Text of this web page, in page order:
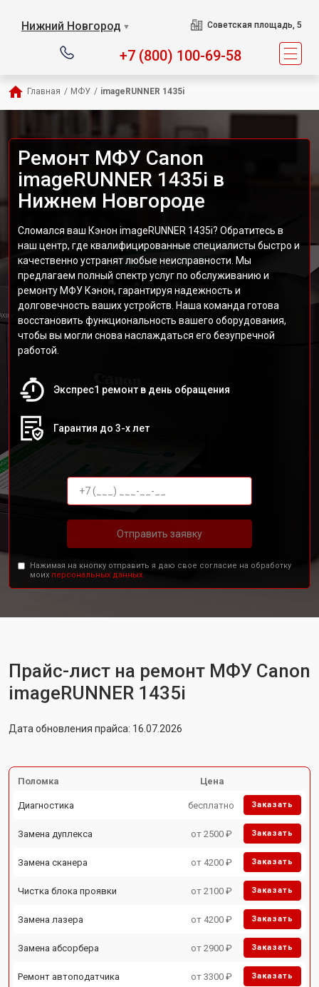
Нижний Новгород ▼ Советская площадь, 5
+7 (800) 100-69-58
Главная / МФУ / imageRUNNER 1435i
Ремонт МФУ Canon
imageRUNNER 1435i в
Нижнем Новгороде
Сломался ваш Кэнон imageRUNNER 1435i? Обратитесь в
наш центр, где квалифицированные специалисты быстро и
качественно устранят любые неисправности. Мы
предлагаем полный спектр услуг по обслуживанию и
ремонту МФУ Кэнон, гарантируя надежность и
долговечность ваших устройств. Наша команда готова
восстановить функциональность вашего оборудования,
чтобы вы могли снова наслаждаться его безупречной
работой.
Экспрес1 ремонт в день обращения
Гарантия до 3-х лет
Отправить заявку
Нажимая на кнопку отправить я даю свое согласие на обработку
моих персональных данных.
Прайс-лист на ремонт МФУ Canon
imageRUNNER 1435i
Дата обновления прайса: 16.07.2026
Поломка Цена
Диагностика бесплатно Заказать
Замена дуплекса от 2500 ₽ Заказать
Замена сканера от 4200 ₽ Заказать
Чистка блока проявки от 2100 ₽ Заказать
Замена лазера от 4200 ₽ Заказать
Замена абсорбера от 2900 ₽ Заказать
Ремонт автоподатчика от 3300 ₽ Заказать